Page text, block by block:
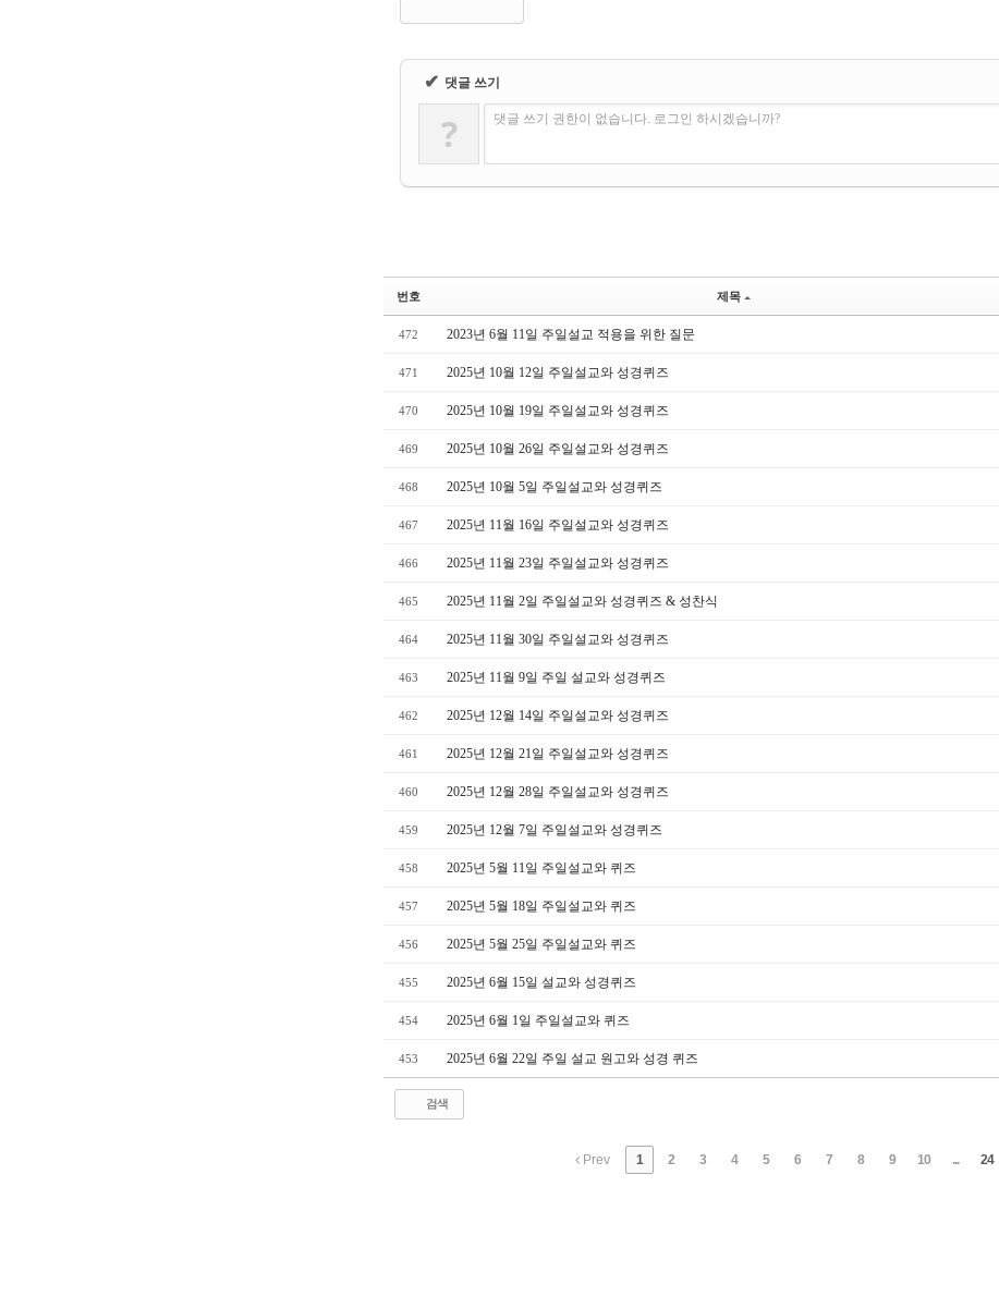
✔ 댓글 쓰기
? 댓글 쓰기 권한이 없습니다. 로그인 하시겠습니까?
번호 제목
472 2023년 6월 11일 주일설교 적용을 위한 질문
471 2025년 10월 12일 주일설교와 성경퀴즈
470 2025년 10월 19일 주일설교와 성경퀴즈
469 2025년 10월 26일 주일설교와 성경퀴즈
468 2025년 10월 5일 주일설교와 성경퀴즈
467 2025년 11월 16일 주일설교와 성경퀴즈
466 2025년 11월 23일 주일설교와 성경퀴즈
465 2025년 11월 2일 주일설교와 성경퀴즈 & 성찬식
464 2025년 11월 30일 주일설교와 성경퀴즈
463 2025년 11월 9일 주일 설교와 성경퀴즈
462 2025년 12월 14일 주일설교와 성경퀴즈
461 2025년 12월 21일 주일설교와 성경퀴즈
460 2025년 12월 28일 주일설교와 성경퀴즈
459 2025년 12월 7일 주일설교와 성경퀴즈
458 2025년 5월 11일 주일설교와 퀴즈
457 2025년 5월 18일 주일설교와 퀴즈
456 2025년 5월 25일 주일설교와 퀴즈
455 2025년 6월 15일 설교와 성경퀴즈
454 2025년 6월 1일 주일설교와 퀴즈
453 2025년 6월 22일 주일 설교 원고와 성경 퀴즈
검색
Prev 1 2 3 4 5 6 7 8 9 10 ... 24